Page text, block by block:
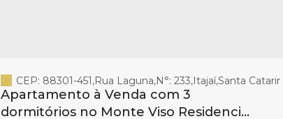
Apartamento à Venda com 3
dormitórios no Monte Viso Residencial
CEP: 88301-451,Rua Laguna,N°: 233,Itajaí,Santa Catarina